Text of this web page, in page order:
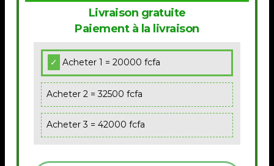
Livraison gratuite
Paiement à la livraison
Acheter 1 = 20000 fcfa
Acheter 2 = 32500 fcfa
Acheter 3 = 42000 fcfa